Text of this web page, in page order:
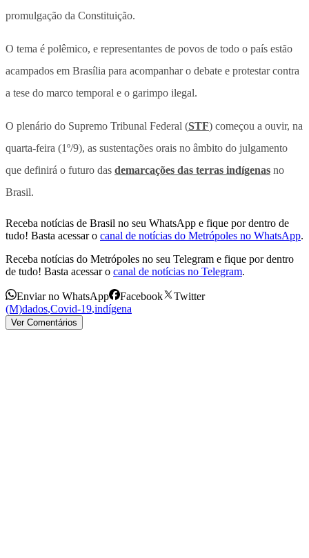
promulgação da Constituição.
O tema é polêmico, e representantes de povos de todo o país estão
acampados em Brasília para acompanhar o debate e protestar contra
a tese do marco temporal e o garimpo ilegal.
O plenário do Supremo Tribunal Federal (STF) começou a ouvir, na
quarta-feira (1º/9), as sustentações orais no âmbito do julgamento
que definirá o futuro das demarcações das terras indígenas no
Brasil.
Receba notícias de Brasil no seu WhatsApp e fique por dentro de
tudo! Basta acessar o canal de notícias do Metrópoles no WhatsApp.
Receba notícias do Metrópoles no seu Telegram e fique por dentro
de tudo! Basta acessar o canal de notícias no Telegram.
Enviar no WhatsApp Facebook
Twitter
(M)dados,Covid-19,indígena
Ver Comentários